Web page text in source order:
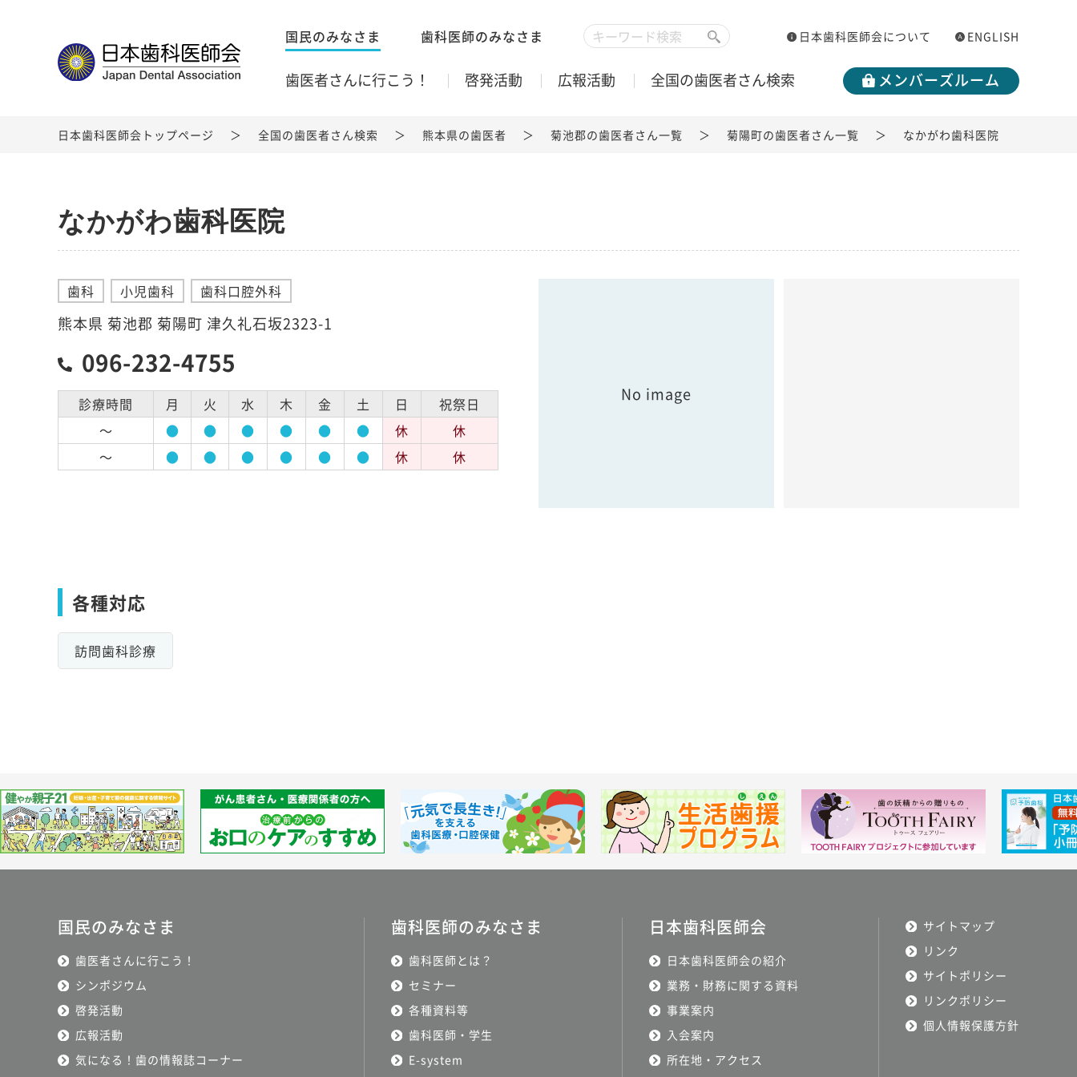
国民のみなさま 歯科医師のみなさま 日本歯科医師会について ENGLISH
歯医者さんに行こう！ 啓発活動 広報活動 全国の歯医者さん検索 メンバーズルーム
日本歯科医師会トップページ 全国の歯医者さん検索 熊本県の歯医者 菊池郡の歯医者さん一覧 菊陽町の歯医者さん一覧 なかがわ歯科医院
なかがわ歯科医院
歯科 小児歯科 歯科口腔外科
熊本県 菊池郡 菊陽町 津久礼石坂2323-1
096-232-4755
診療時間 月 火 水 木 金 土 日
祝祭日
～
● ● ● ● ● ● 休
休
～
● ● ● ● ● ● 休 休
No image
各種対応
訪問歯科診療
国民のみなさま
歯医者さんに行こう！
シンポジウム
啓発活動
広報活動
気になる！歯の情報誌コーナー
歯科医師のみなさま
歯科医師とは？
セミナー
各種資料等
歯科医師・学生
E-system
日本歯科医師会
日本歯科医師会の紹介
業務・財務に関する資料
事業案内
入会案内
所在地・アクセス
サイトマップ
リンク
サイトポリシー
リンクポリシー
個人情報保護方針